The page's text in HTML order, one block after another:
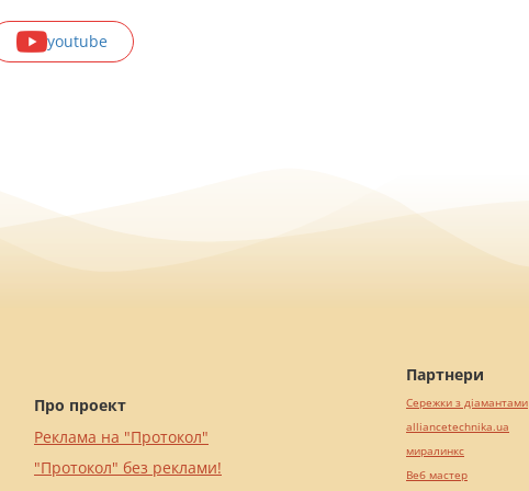
youtube
Про проект
Реклама на "Протокол"
"Протокол" без реклами!
Партнери
Сережки з діамантами
alliancetechnika.ua
миралинкс
Веб мастер